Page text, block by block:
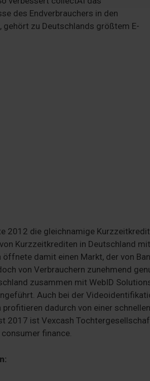
des Endverbrauchers in den
zu Deutschlands größtem E-
2012 die gleichnamige
Kurzzeitkrediten in Deutschland
öffnete damit einen Markt, der von
von Verbrauchern zunehmend
zusammen mit WebID
Auch bei der
dadurch von einer
2017 ist Vexcash
finance.